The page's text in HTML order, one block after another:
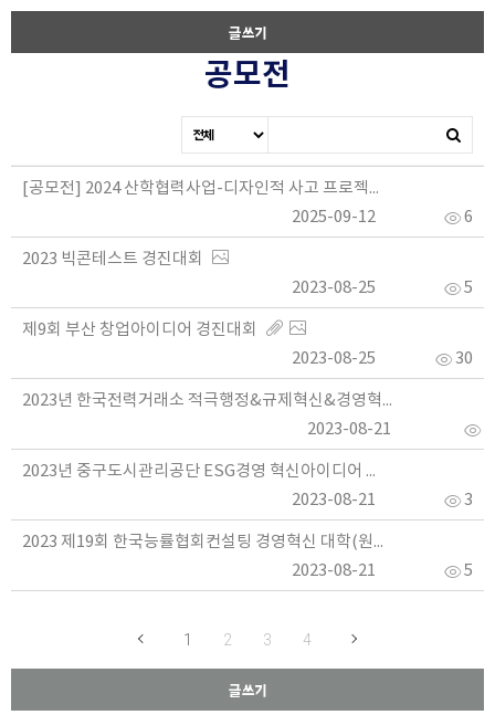
글쓰기
공모전
[공모전] 2024 산학협력사업-디자인적 사고 프로젝트
6
2025-09-12
2023 빅콘테스트 경진대회
5
2023-08-25
제9회 부산 창업아이디어 경진대회
30
2023-08-25
2023년 한국전력거래소 적극행정&규제혁신&경영혁신 국민 아이디어 공모전
2023-08-21
2023년 중구도시관리공단 ESG경영 혁신아이디어 공모전
3
2023-08-21
2023 제19회 한국능률협회컨설팅 경영혁신 대학(원)생 공모전
5
2023-08-21
1 2 3 4
글쓰기